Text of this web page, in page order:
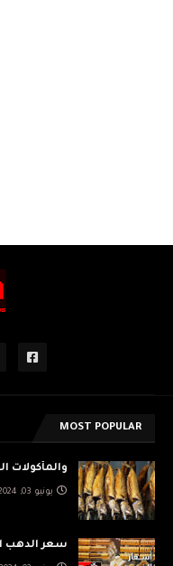
MOST POPULAR
والمأكولات
يونيو 03, 2024
سعر الدهب اليوم 3